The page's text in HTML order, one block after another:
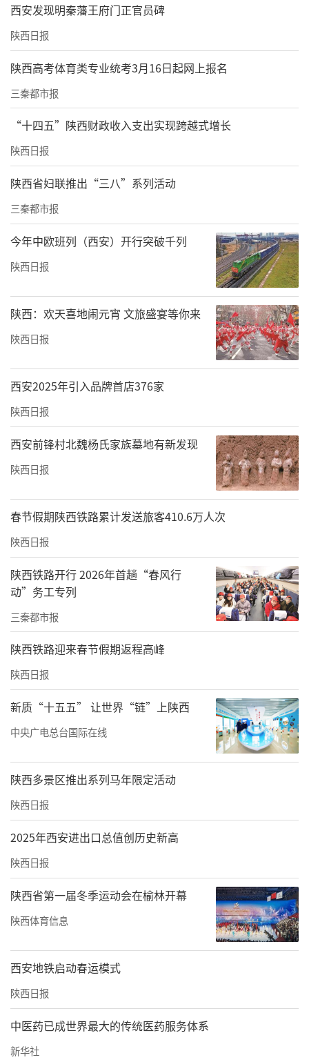
西安发现明秦藩王府门正官员碑
陕西日报
陕西高考体育类专业统考3月16日起网上报名
三秦都市报
“十四五”陕西财政收入支出实现跨越式增长
陕西日报
陕西省妇联推出“三八”系列活动
三秦都市报
今年中欧班列（西安）开行突破千列
陕西日报
陕西：欢天喜地闹元宵 文旅盛宴等你来
陕西日报
西安2025年引入品牌首店376家
陕西日报
西安前锋村北魏杨氏家族墓地有新发现
陕西日报
春节假期陕西铁路累计发送旅客410.6万人次
陕西日报
陕西铁路开行 2026年首趟“春风行
动”务工专列
三秦都市报
陕西铁路迎来春节假期返程高峰
陕西日报
新质“十五五” 让世界“链”上陕西
中央广电总台国际在线
陕西多景区推出系列马年限定活动
陕西日报
2025年西安进出口总值创历史新高
陕西日报
陕西省第一届冬季运动会在榆林开幕
陕西体育信息
西安地铁启动春运模式
陕西日报
中医药已成世界最大的传统医药服务体系
新华社